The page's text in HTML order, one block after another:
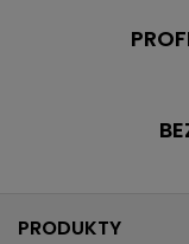
PRODUKTY